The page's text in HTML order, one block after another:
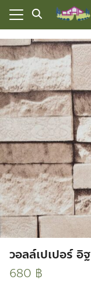
Skip
content
ความเป็นส่วนตัว
งหมด
ที่ผ่านมา
รา
วอลล์เปเปอร์ อิ
680 ฿